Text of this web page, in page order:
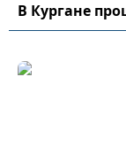
В Кургане